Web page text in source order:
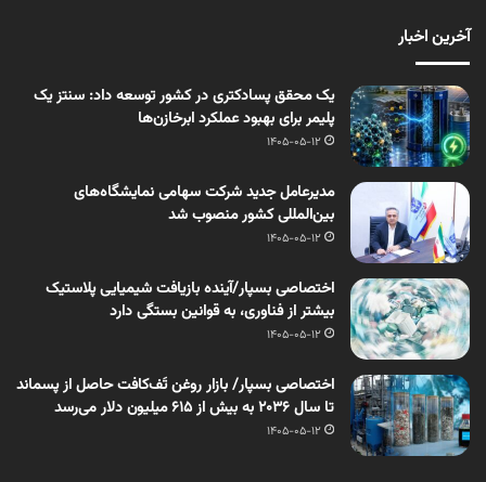
آخرین اخبار
یک محقق پسادکتری در کشور توسعه داد: سنتز یک
پلیمر برای بهبود عملکرد ابرخازن‌ها
1405-05-12
مدیرعامل جدید شرکت سهامی نمایشگاه‌های
بین‌المللی کشور منصوب شد
1405-05-12
اختصاصی بسپار/آینده بازیافت شیمیایی پلاستیک
بیشتر از فناوری، به قوانین بستگی دارد
1405-05-12
اختصاصی بسپار/ بازار روغن تَف‌کافت حاصل از پسماند
تا سال ۲۰۳۶ به بیش از ۶۱۵ میلیون دلار می‌رسد
1405-05-12